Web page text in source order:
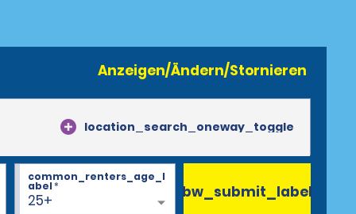
Anzeigen/Ändern/Stornieren
location_search_oneway_toggle
25+
common_renters_age_l
abel* bw_submit_label